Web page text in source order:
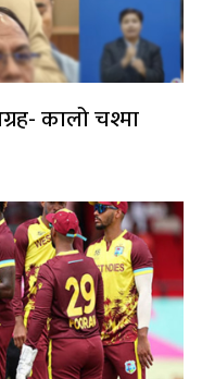
कालो चश्मा